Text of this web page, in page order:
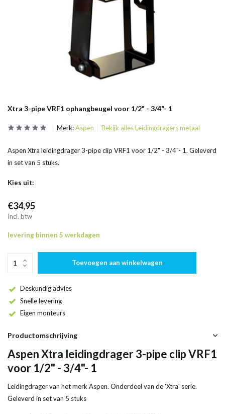
Xtra 3-pipe VRF1 ophangbeugel voor 1/2" - 3/4"- 1
Merk:Aspen Bekijk alles Leidingdragers metaal
Aspen Xtra leidingdrager 3-pipe clip VRF1 voor 1/2" - 3/4"- 1. Geleverd
in set van 5 stuks.
Kies uit:
€34,95
Incl. btw
levering binnen 5 werkdagen
Toevoegen aan winkelwagen
Deskundig advies
Snelle levering
Eigen monteurs
Productomschrijving
Aspen Xtra leidingdrager 3-pipe clip VRF1
voor 1/2" - 3/4"- 1
Leidingdrager van het merk Aspen. Onderdeel van de 'Xtra' serie.
Geleverd in set van 5 stuks